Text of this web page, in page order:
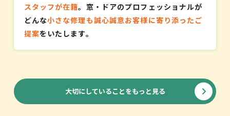
スタッフが在籍。窓・ドアのプロフェッショナルが
どんな小さな修理も誠心誠意お客様に寄り添ったご
提案をいたします。
大切にしていることをもっと見る